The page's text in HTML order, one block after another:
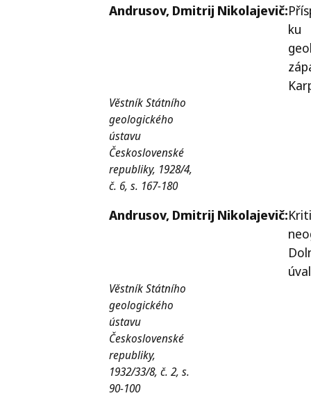
Andrusov, Dmitrij Nikolajevič:
ku
Věstník Státního
geologického
ústavu
Československé
republiky, 1928/4,
č. 6, s. 167-180
Andrusov, Dmitrij Nikolajevič:
Věstník Státního
geologického
ústavu
Československé
republiky,
1932/33/8, č. 2, s.
90-100